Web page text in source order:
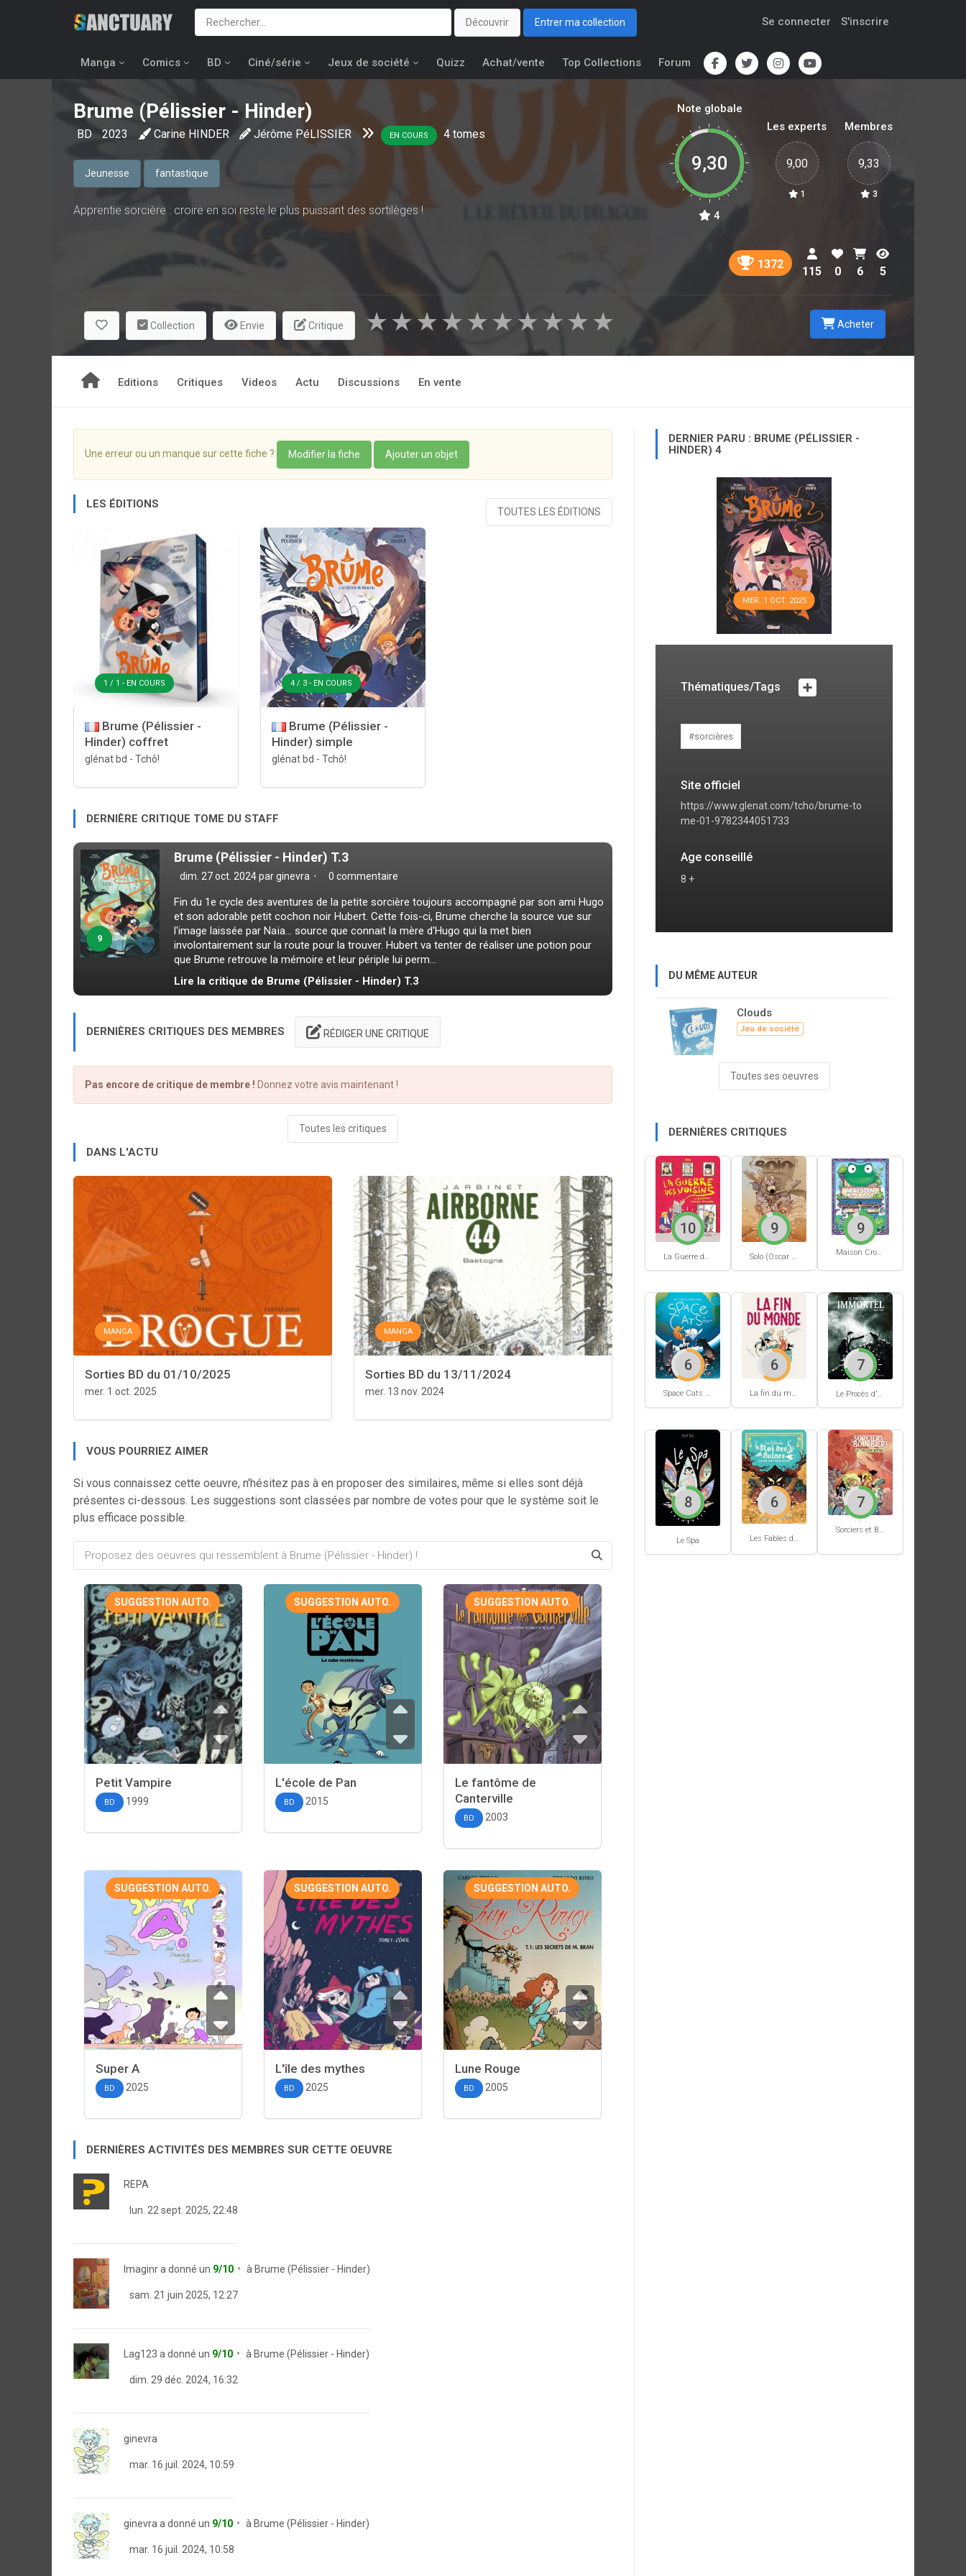
Découvrir Entrer ma collection Se connecter S'inscrire
Manga Comics BD Ciné/série Jeux de société Quizz Achat/vente Top Collections Forum
Brume (Pélissier - Hinder)
BD 2023 Carine HINDER Jérôme PéLISSIER EN COURS 4 tomes
Jeunesse fantastique
Apprentie sorcière : croire en soi reste le plus puissant des sortilèges !
Note globale
9,30
4
Les experts
9,00
1
Membres
9,33
3
1372
115 0 6 5
Collection Envie Critique ★
★
★
★
★
★
★
★
★
★ Acheter
Editions Critiques Videos Actu Discussions En vente
Une erreur ou un manque sur cette fiche ? Modifier la fiche Ajouter un objet
LES ÉDITIONS
TOUTES LES ÉDITIONS
1 / 1 - EN COURS
Brume (Pélissier -
Hinder) coffret
glénat bd - Tchô!
4 / 3 - EN COURS
Brume (Pélissier -
Hinder) simple
glénat bd - Tchô!
DERNIÈRE CRITIQUE TOME DU STAFF
9
Brume (Pélissier - Hinder) T.3
dim. 27 oct. 2024 parginevra 0 commentaire
Fin du 1e cycle des aventures de la petite sorcière toujours accompagné par son ami Hugo
et son adorable petit cochon noir Hubert. Cette fois-ci, Brume cherche la source vue sur
l'image laissée par Naïa… source que connait la mère d'Hugo qui la met bien
involontairement sur la route pour la trouver. Hubert va tenter de réaliser une potion pour
que Brume retrouve la mémoire et leur périple lui perm...
Lire la critique de Brume (Pélissier - Hinder) T.3
DERNIÈRES CRITIQUES DES MEMBRES RÉDIGER UNE CRITIQUE
Pas encore de critique de membre ! Donnez votre avis maintenant !
Toutes les critiques
DANS L'ACTU
MANGA
Sorties BD du 01/10/2025
mer. 1 oct. 2025
MANGA
Sorties BD du 13/11/2024
mer. 13 nov. 2024
VOUS POURRIEZ AIMER
Si vous connaissez cette oeuvre, n'hésitez pas à en proposer des similaires, même si elles sont déjà
présentes ci-dessous. Les suggestions sont classées par nombre de votes pour que le système soit le
plus efficace possible.
SUGGESTION AUTO.
Petit Vampire
BD 1999
SUGGESTION AUTO.
L'école de Pan
BD 2015
SUGGESTION AUTO.
Le fantôme de
Canterville
BD 2003
SUGGESTION AUTO.
Super A
BD 2025
SUGGESTION AUTO.
L'île des mythes
BD 2025
SUGGESTION AUTO.
Lune Rouge
BD 2005
DERNIÈRES ACTIVITÉS DES MEMBRES SUR CETTE OEUVRE
REPA
lun. 22 sept. 2025, 22:48
Imaginra donné un 9/10 à Brume (Pélissier - Hinder)
sam. 21 juin 2025, 12:27
Lag123 a donné un 9/10 à Brume (Pélissier - Hinder)
dim. 29 déc. 2024, 16:32
ginevra
mar. 16 juil. 2024, 10:59
ginevra a donné un 9/10 à Brume (Pélissier - Hinder)
mar. 16 juil. 2024, 10:58
DERNIER PARU : BRUME (PÉLISSIER -
HINDER) 4
MER. 1 OCT. 2025
Thématiques/Tags
#sorcières
Site officiel
https://www.glenat.com/tcho/brume-to
me-01-9782344051733
Age conseillé
8 +
DU MÊME AUTEUR
Clouds
Jeu de société
Toutes ses oeuvres
DERNIÈRES CRITIQUES
La Guerre des voisins
10
Solo (Oscar Martin) #1
9
Maison Croâ Croâ
9
6 6
Le Procès d'un immortel
7
Le Spa
8
Les Fables du Roi des Aulnes
6 7